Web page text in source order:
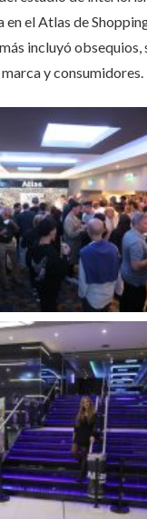
en el Atlas de
incluyó obsequios,
y consumidores.